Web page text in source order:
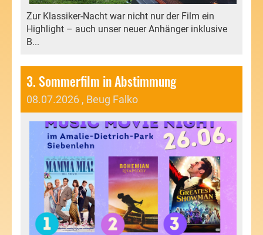
Zur Klassiker-Nacht war nicht nur der Film ein
Highlight – auch unser neuer Anhänger inklusive
B...
3. Sommerfilm in Abstimmung
08.07.2026 , Beug Falko